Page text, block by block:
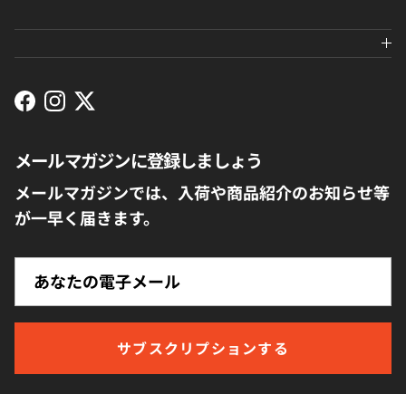
Facebook
Instagram
Twitter
メールマガジンに登録しましょう
メールマガジンでは、入荷や商品紹介のお知らせ等
が一早く届きます。
サブスクリプションする
閉じる